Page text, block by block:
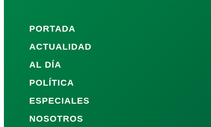
PORTADA
ACTUALIDAD
AL DÍA
POLÍTICA
ESPECIALES
NOSOTROS